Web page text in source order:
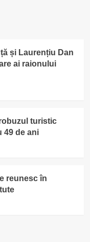
și Laurențiu Dan
ai raionului
turistic
49 de ani
reunesc în